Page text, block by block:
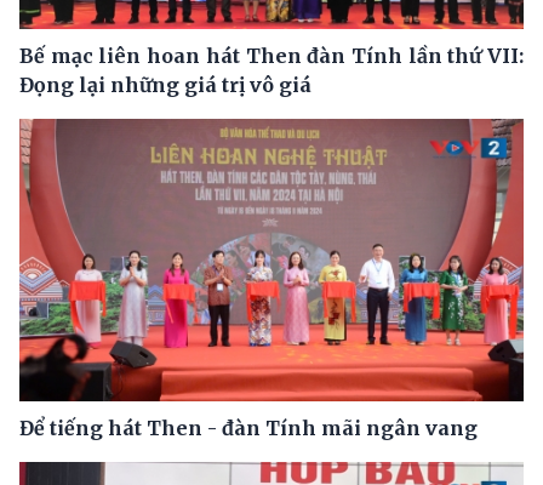
Bế mạc liên hoan hát Then đàn Tính lần thứ VII:
Đọng lại những giá trị vô giá
Để tiếng hát Then - đàn Tính mãi ngân vang